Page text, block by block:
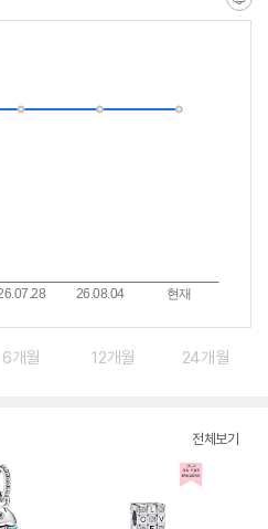
알
6개월 12개월 24개월
전체보기